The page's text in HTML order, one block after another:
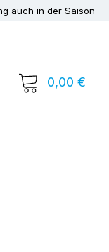
auch in der Saison
0 Produkte auf
0,00 €